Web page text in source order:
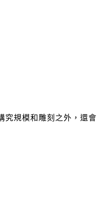
究規模和雕刻之外，還會